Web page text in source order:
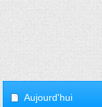
Aujourd'hui